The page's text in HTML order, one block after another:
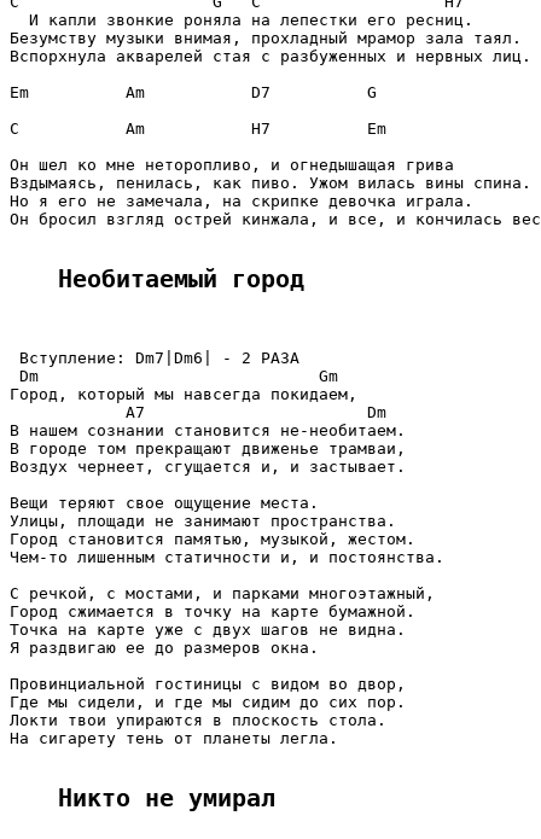
  И капли звонкие роняла на лепестки его ресниц.
Безумству музыки внимая, прохладный мрамор зала таял.
Вспорхнула акварелей стая с разбуженных и нервных лиц.
Em          Am           D7          G
C           Am           H7          Em
Он шел ко мне неторопливо, и огнедышащая грива
Вздымаясь, пенилась, как пиво. Ужом вилась вины спина.
Но я его не замечала, на скрипке девочка играла.
Он бросил взгляд острей кинжала, и все, и кончилась
Необитаемый город
Вступление: Dm7|Dm6| - 2 РАЗА
Dm                             Gm
Город, который мы навсегда покидаем,
            A7                       Dm
В нашем сознании становится не-необитаем.
В городе том прекращают движенье трамваи,
Воздух чернеет, сгущается и, и застывает.
Вещи теряют свое ощущение места.
Улицы, площади не занимают пространства.
Город становится памятью, музыкой, жестом.
Чем-то лишенным статичности и, и постоянства.
С речкой, с мостами, и парками многоэтажный,
Город сжимается в точку на карте бумажной.
Точка на карте уже с двух шагов не видна.
Я раздвигаю ее до размеров окна.
Провинциальной гостиницы с видом во двор,
Где мы сидели, и где мы сидим до сих пор.
Локти твои упираются в плоскость стола.
На сигарету тень от планеты легла.
Никто не умирал